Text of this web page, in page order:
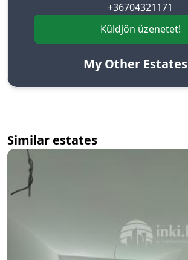
+36704321171
Küldjön üzenetet!
My Other Estates
Similar estates